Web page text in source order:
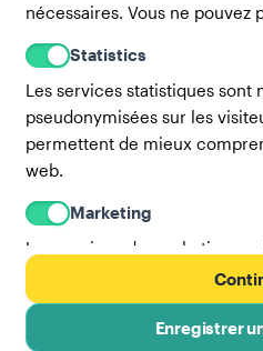
nécessaires. Vous ne pouvez
Statistics
Les services statistiques
pseudonymisées sur les
permettent de mieux
web.
Marketing
Les services de marketing
enregistrer le comportement
données collectées et
personnalisée. Ces services
Enregistrer